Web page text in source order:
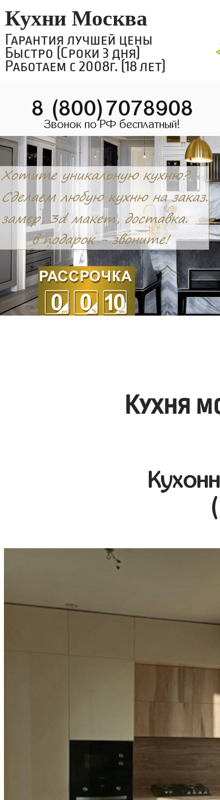
Кухни Москва
Гарантия лучшей цены
Быстро (Сроки 3 дня)
Работаем с 2008г. (18 лет)
8 (800)7078908
Звонок по РФ бесплатный!
Кухня